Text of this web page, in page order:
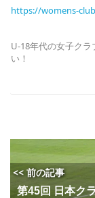
https://womens-
U-18年代の女子ク
い！
<< 前の記事
第45回 日本ク